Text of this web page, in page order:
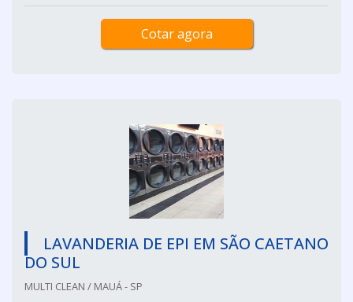
Cotar agora
LAVANDERIA DE EPI EM SÃO CAETANO
DO SUL
MULTI CLEAN / MAUÁ - SP